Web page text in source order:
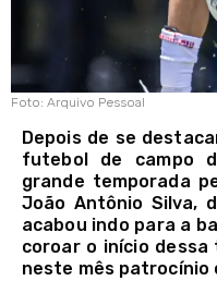
Foto: Arquivo Pessoal
Depois de se
futebol de campo
grande temporada
João Antônio Silva,
acabou indo para a
coroar o início
neste mês patrocínio